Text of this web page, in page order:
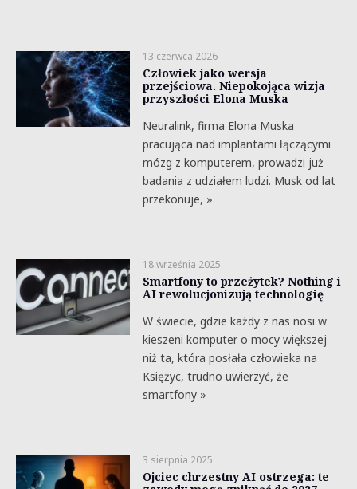
13 czerwca 2026
Człowiek jako wersja
przejściowa. Niepokojąca wizja
przyszłości Elona Muska
Neuralink, firma Elona Muska
pracująca nad implantami łączącymi
mózg z komputerem, prowadzi już
badania z udziałem ludzi. Musk od lat
przekonuje, »
18 września 2025
Smartfony to przeżytek? Nothing i
AI rewolucjonizują technologię
W świecie, gdzie każdy z nas nosi w
kieszeni komputer o mocy większej
niż ta, która posłała człowieka na
Księżyc, trudno uwierzyć, że
smartfony »
3 sierpnia 2025
Ojciec chrzestny AI ostrzega: te